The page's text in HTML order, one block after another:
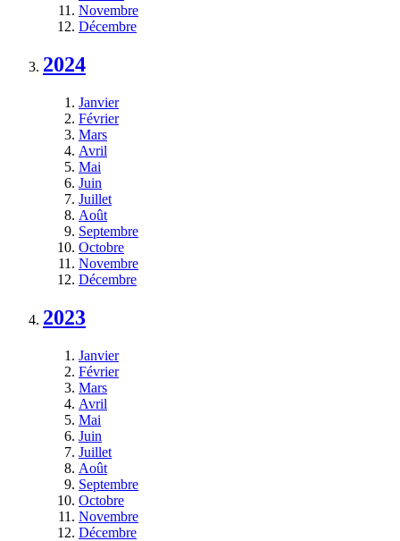
Novembre
Décembre
2024
Janvier
Février
Mars
Avril
Mai
Juin
Juillet
Août
Septembre
Octobre
Novembre
Décembre
2023
Janvier
Février
Mars
Avril
Mai
Juin
Juillet
Août
Septembre
Octobre
Novembre
Décembre